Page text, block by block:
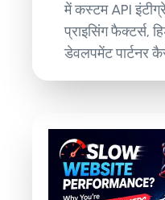
में कस्टम API
प्राइसिंग फैक्टर्स,
डेवलपमेंट पार्टनर